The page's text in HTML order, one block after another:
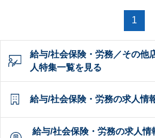
1
給与/社会保険・労務／その他
人特集一覧を見る
給与/社会保険・労務の求人情
給与/社会保険・労務の求人情